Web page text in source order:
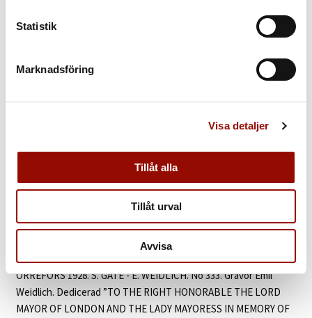
Statistik
Marknadsföring
Visa detaljer
Tillåt alla
Tillåt urval
Avvisa
200.000 - 300.000 SEK
230.000 SEK
KATALOGTEXT
(1883‑1945). Praktvas. Swedish Grace. ”Himmel och
Helvete” (Ljus och Mörker). Modell G 333. Orrefors 1928. Signerad
ORREFORS 1928. S. GATE - E. WEIDLICH. No 333. Gravör Emil
Weidlich. Dedicerad ”TO THE RIGHT HONORABLE THE LORD
MAYOR OF LONDON AND THE LADY MAYORESS IN MEMORY OF